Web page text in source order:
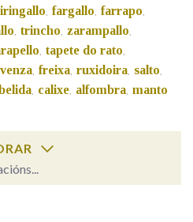
LIMPAR BUSCA
, fargallo, farrapo,
, trincho, zarampallo,
, tapete do rato,
, freixa, ruxidoira, salto,
, calixe, alfombra, manto